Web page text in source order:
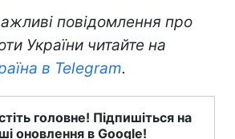
повідомлення про
України читайте на
в Telegram.
головне! Підпишіться на
оновлення в Google!